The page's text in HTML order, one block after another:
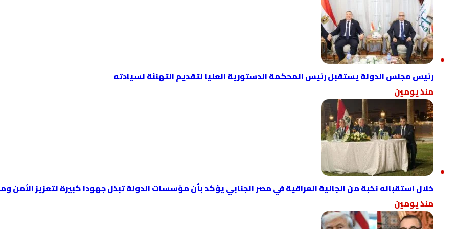
رئيس مجلس الدولة يستقبل رئيس المحكمة الدستورية العليا لتقديم التهنئة لسيادته
منذ يومين
خلال استقباله نخبة من الجالية العراقية في مصر الجنابي يؤكد بأن مؤسسات الدولة تبذل جهودا كبيرة لتعزيز الأمن
منذ يومين